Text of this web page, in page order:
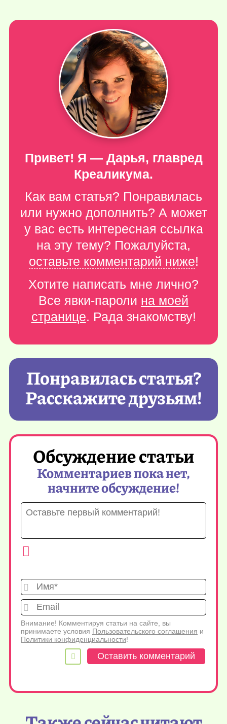
Привет! Я — Дарья, главред
Креаликума.
Как вам статья? Понравилась
или нужно дополнить? А может
у вас есть интересная ссылка
на эту тему? Пожалуйста,
оставьте комментарий ниже!
Хотите написать мне лично?
Все явки-пароли на моей
странице. Рада знакомству!
Понравилась статья?
Расскажите друзьям!
Обсуждение статьи
Комментариев пока нет,
начните обсуждение!
Имя*
Внимание! Комментируя статьи на сайте, вы
принимаете условия Пользовательского соглашения и
Политики конфиденциальности!